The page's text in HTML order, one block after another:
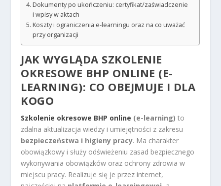
Dokumenty po ukończeniu: certyfikat/zaświadczenie
i wpisy w aktach
Koszty i ograniczenia e-learningu oraz na co uważać
przy organizacji
JAK WYGLĄDA SZKOLENIE
OKRESOWE BHP ONLINE (E-
LEARNING): CO OBEJMUJE I DLA
KOGO
Szkolenie okresowe BHP online (e-learning) to
zdalna aktualizacja wiedzy i umiejętności z zakresu
bezpieczeństwa i higieny pracy. Ma charakter
obowiązkowy i służy odświeżeniu zasad bezpiecznego
wykonywania obowiązków oraz ochrony zdrowia w
miejscu pracy. Realizuje się je przez internet,